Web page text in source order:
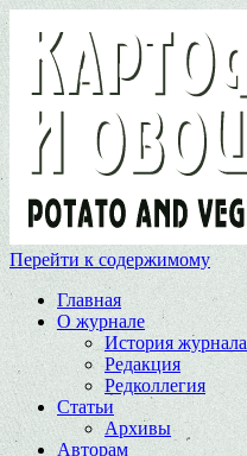
Перейти к содержимому
Главная
О журнале
История журнала
Редакция
Редколлегия
Статьи
Архивы
Авторам